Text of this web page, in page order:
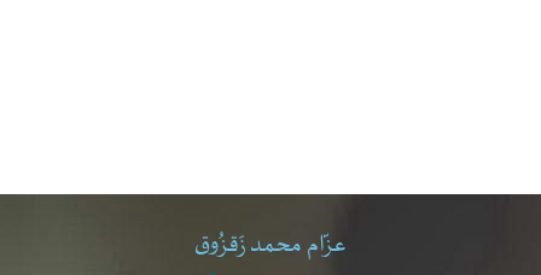
عزّام محمد زَقزُوق